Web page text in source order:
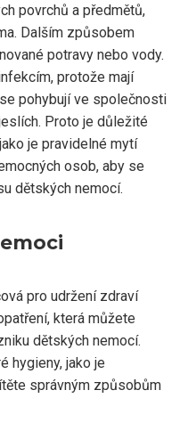
povrchů a předmětů,
Dalším způsobem
potravy nebo vody.
protože mají
pohybují ve společnosti
Proto je důležité
je pravidelné mytí
osob, aby se
dětských nemocí.
pro udržení zdraví
která můžete
dětských nemocí.
hygieny, jako je
správným způsobům